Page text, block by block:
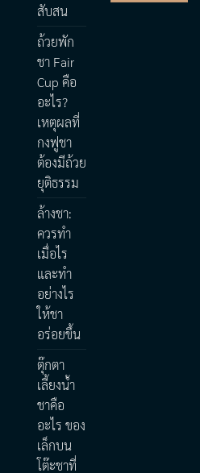
สับสน
ถ้วยพัก
ชา Fair
Cup คือ
อะไร?
เหตุผลที่
กงฟูชา
ต้องมีถ้วย
ยุติธรรม
ล้างชา:
ควรทำ
เมื่อไร
และทำ
อย่างไร
ให้ชา
อร่อยขึ้น
ตุ๊กตา
เลี้ยงน้ำ
ชาคือ
อะไร ของ
เล็กบน
โต๊ะชาที่